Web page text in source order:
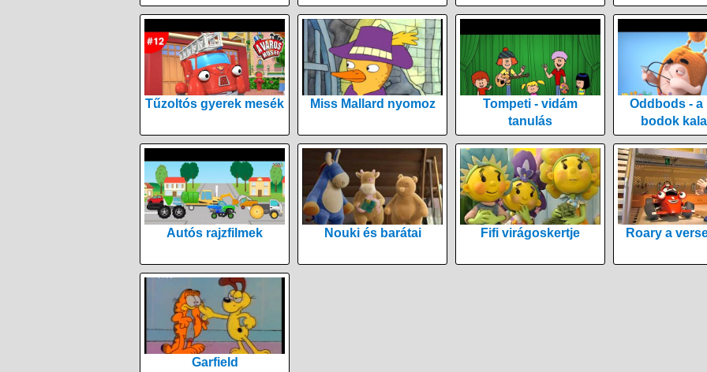
Tűzoltós gyerek mesék Miss Mallard nyomoz
Tompeti - vidám
tanulás
Oddbods - a
bodok
Autós rajzfilmek Nouki és barátai Fifi virágoskertje Roary a
Garfield